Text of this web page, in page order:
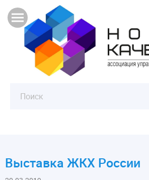
Выставка ЖКХ России